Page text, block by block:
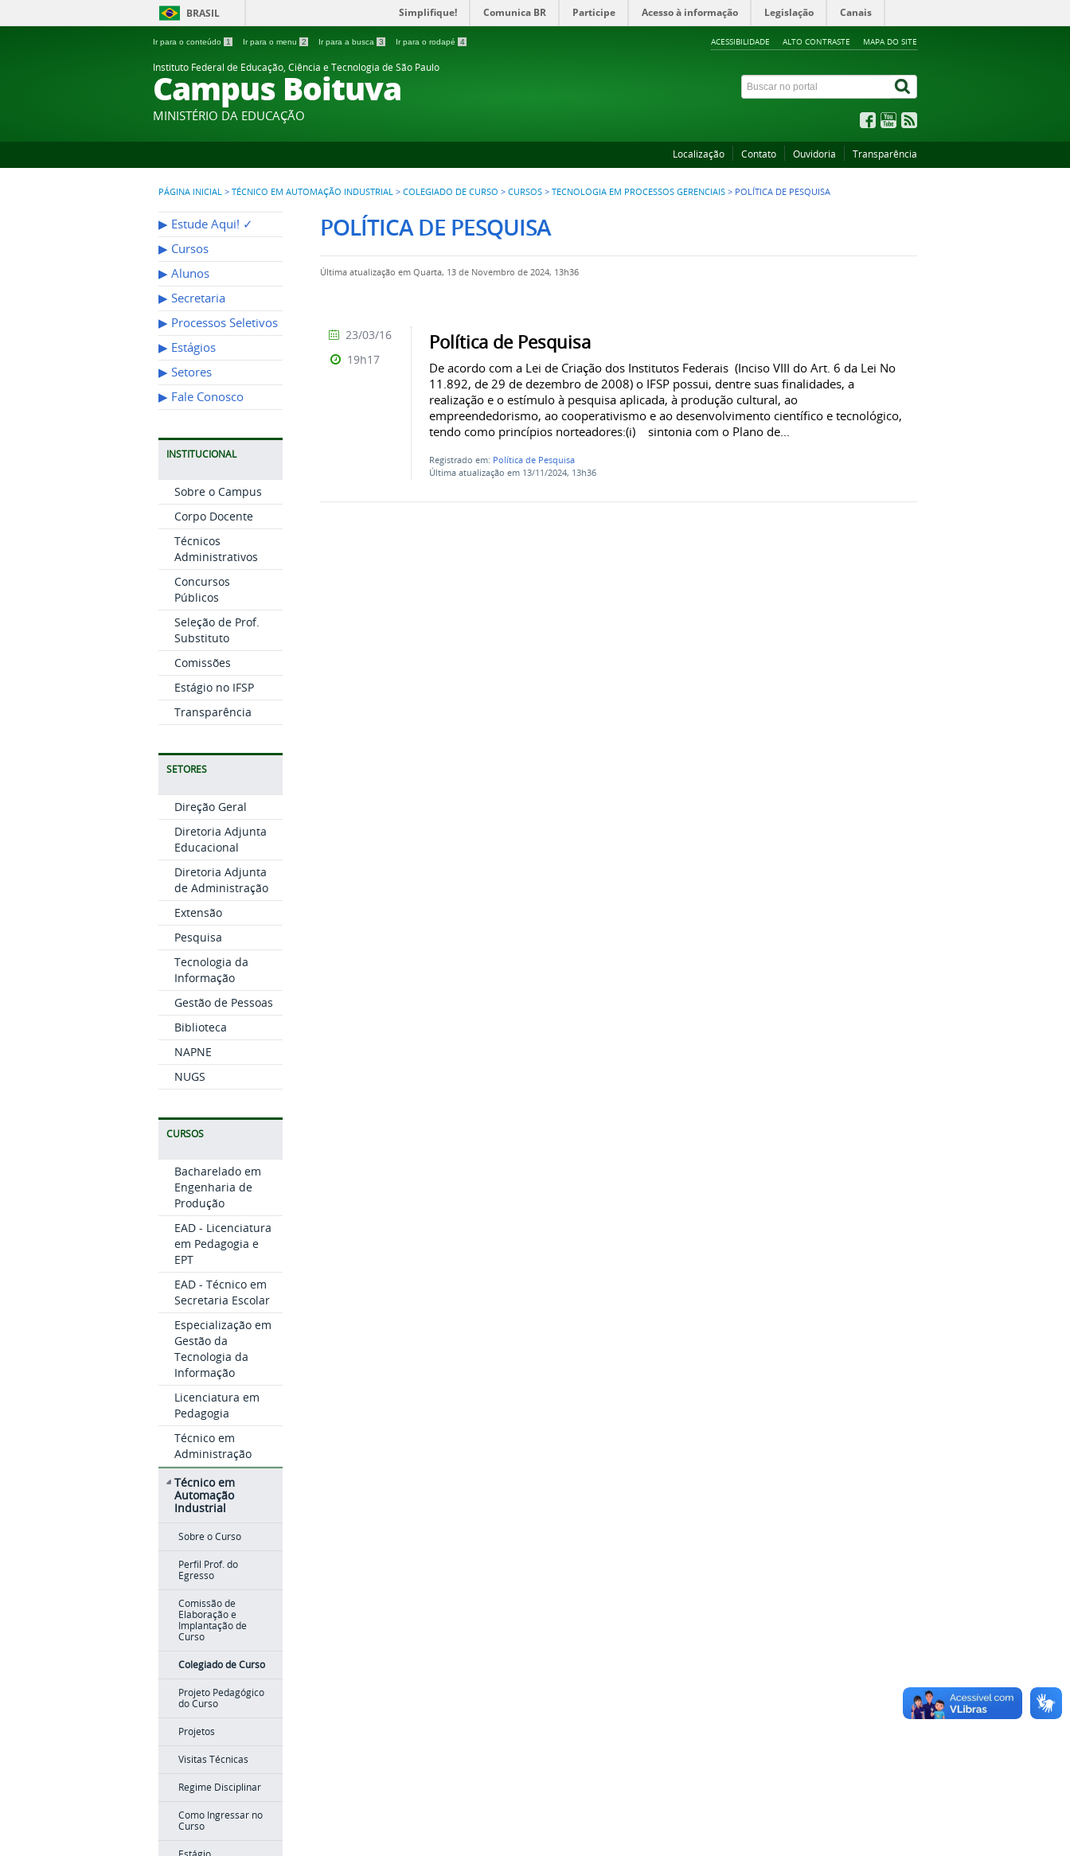
BRASIL Simplifique! Comunica BR Participe Acesso à informação Legislação Canais
Ir para o conteúdo 1 Ir para o menu 2 Ir para a busca 3 Ir para o rodapé 4 ACESSIBILIDADE ALTO CONTRASTE MAPA DO SITE
Instituto Federal de Educação, Ciência e Tecnologia de São Paulo
Campus Boituva
MINISTÉRIO DA EDUCAÇÃO
Localização Contato Ouvidoria Transparência
PÁGINA INICIAL > TÉCNICO EM AUTOMAÇÃO INDUSTRIAL > COLEGIADO DE CURSO > CURSOS > TECNOLOGIA EM PROCESSOS GERENCIAIS > POLÍTICA DE PESQUISA
▶︎ Estude Aqui! ✓
▶︎ Cursos
▶︎ Alunos
▶︎ Secretaria
▶︎ Processos Seletivos
▶︎ Estágios
▶︎ Setores
▶︎ Fale Conosco
INSTITUCIONAL
Sobre o Campus
Corpo Docente
Técnicos
Administrativos
Concursos
Públicos
Seleção de Prof.
Substituto
Comissões
Estágio no IFSP
Transparência
SETORES
Direção Geral
Diretoria Adjunta
Educacional
Diretoria Adjunta
de Administração
Extensão
Pesquisa
Tecnologia da
Informação
Gestão de Pessoas
Biblioteca
NAPNE
NUGS
CURSOS
Bacharelado em
Engenharia de
Produção
EAD - Licenciatura
em Pedagogia e
EPT
EAD - Técnico em
Secretaria Escolar
Especialização em
Gestão da
Tecnologia da
Informação
Licenciatura em
Pedagogia
Técnico em
Administração
Técnico em
Automação
Industrial
Sobre o Curso
Perfil Prof. do
Egresso
Comissão de
Elaboração e
Implantação de
Curso
Colegiado de Curso
Projeto Pedagógico
do Curso
Projetos
Visitas Técnicas
Regime Disciplinar
Como Ingressar no
Curso
POLÍTICA DE PESQUISA
Última atualização em Quarta, 13 de Novembro de 2024, 13h36
Política de Pesquisa
De acordo com a Lei de Criação dos Institutos Federais (Inciso VIII do Art. 6 da Lei No
11.892, de 29 de dezembro de 2008) o IFSP possui, dentre suas finalidades, a
realização e o estímulo à pesquisa aplicada, à produção cultural, ao
empreendedorismo, ao cooperativismo e ao desenvolvimento científico e tecnológico,
tendo como princípios norteadores:(i) sintonia com o Plano de...
Registrado em: Política de Pesquisa
Última atualização em 13/11/2024, 13h36
23/03/16
19h17